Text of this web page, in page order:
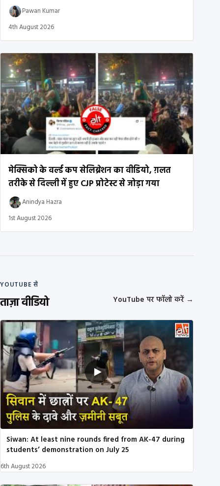
Pawan Kumar
4th August 2026
मेक्सिको के वर्ल्ड कप सेलिब्रेशन का वीडियो, ग़लत
तरीके से दिल्ली में हुए CJP प्रोटेस्ट से जोड़ा गया
Anindya Hazra
1st August 2026
YOUTUBE से
ताज़ा वीडियो YouTube पर फॉलो करें →
Siwan: At least nine rounds fired from AK-47 during
students’ demonstration on July 25
6th August 2026